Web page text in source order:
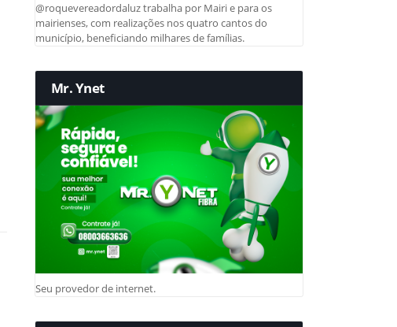
@roquevereadordaluz trabalha por Mairi e para os
mairienses, com realizações nos quatro cantos do
município, beneficiando milhares de famílias.
Mr. Ynet
Seu provedor de internet.